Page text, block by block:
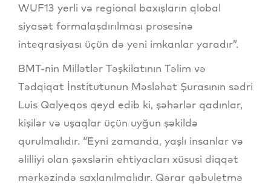
WUF13 yerli və regional baxışların qlobal
siyasət formalaşdırılması prosesinə
inteqrasiyası üçün də yeni imkanlar yaradır”.
BMT-nin Millətlər Təşkilatının Təlim və
Tədqiqat İnstitutunun Məsləhət Şurasının sədri
Luis Qalyeqos qeyd edib ki, şəhərlər qadınlar,
kişilər və uşaqlar üçün uyğun şəkildə
qurulmalıdır. “Eyni zamanda, yaşlı insanlar və
əlilliyi olan şəxslərin ehtiyacları xüsusi diqqət
mərkəzində saxlanılmalıdır. Qərar qəbuletmə